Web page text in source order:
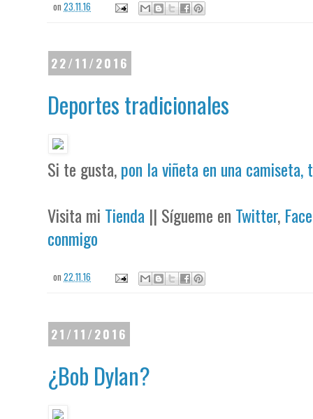
on23.11.16
22/11/2016
Deportes tradicionales
Si te gusta,pon la viñeta en una camiseta,
Visita mi Tienda || Sígueme en Twitter,
conmigo
on22.11.16
21/11/2016
¿Bob Dylan?